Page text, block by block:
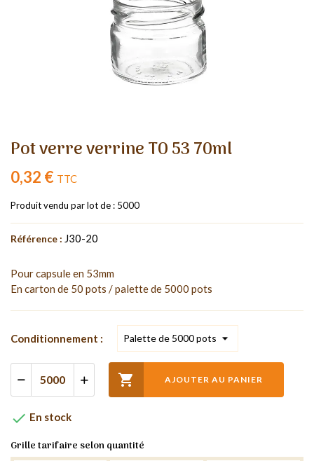
Pot verre verrine TO 53 70ml
0,32 € TTC
Produit vendu par lot de : 5000
Référence : J30-20
Pour capsule en 53mm
En carton de 50 pots / palette de 5000 pots
Conditionnement :
 AJOUTER AU PANIER
 En stock
Grille tarifaire selon quantité